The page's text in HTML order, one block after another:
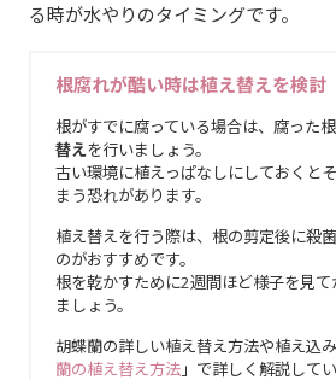
る時が水やりのタイミングです。
根腐れが酷い時は植え替えを検討
根がすでに腐っている場合は、腐った
替えを行いましょう。
古い環境に植えっぱなしにしておくと
まう恐れがあります。
植え替えを行う際は、根の剪定後に殺
のがおすすめです。
根を乾かすために2週間ほど様子を見
ましょう。
胡蝶蘭の詳しい植え替え方法や植え込
蘭の植え替え方法」で詳しく解説してい